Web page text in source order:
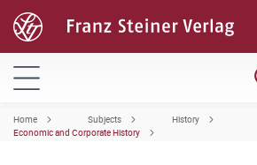
Home Subjects
History
Economic and Corporate History